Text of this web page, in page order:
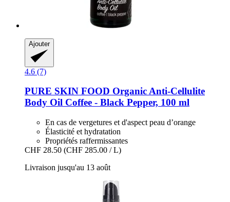
Ajouter
4.6 (7)
PURE SKIN FOOD Organic Anti-​Cellulite
Body Oil Coffee -​ Black Pepper, 100 ml
En cas de vergetures et d'aspect peau d’orange
Élasticité et hydratation
Propriétés raffermissantes
CHF 28.50 (CHF 285.00 / L)
Livraison jusqu'au 13 août